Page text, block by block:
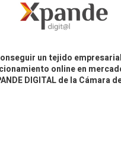
un tejido
online en
DIGITAL de la Cámara